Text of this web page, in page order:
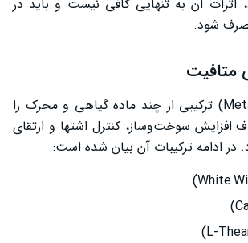
اثرات آن به تنهایی کافی نیست و باید در
شود.
متافیت
قرص متافیت (Metafit) ترکیبی از چند ماده گیاهی و محرک را
افزایش سوخت‌وساز، کنترل اشتها و ارتقای
ادامه ترکیبات آن بیان شده است: